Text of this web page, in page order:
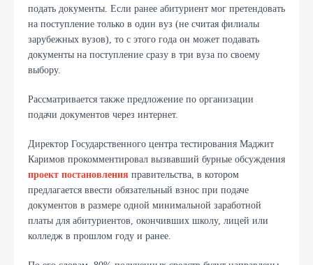
подать документы. Если ранее абитуриент мог претендовать
на поступление только в один вуз (не считая филиалы
зарубежных вузов), то с этого года он может подавать
документы на поступление сразу в три вуза по своему
выбору.
Рассматривается также предложение по организации
подачи документов через интернет.
Директор Государственного центра тестирования Маджит
Каримов прокомментировал вызвавший бурные обсуждения
проект постановления правительства, в котором
предлагается ввести обязательный взнос при подаче
документов в размере одной минимальной заработной
платы для абитуриентов, окончивших школу, лицей или
колледж в прошлом году и ранее.